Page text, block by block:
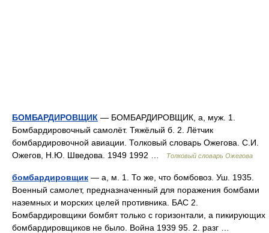
БОМБАРДИРОВЩИК — БОМБАРДИРОВЩИК, а, муж. 1.
Бомбардировочный самолёт. Тяжёлый б. 2. Лётчик
бомбардировочной авиации. Толковый словарь Ожегова. С.И.
Ожегов, Н.Ю. Шведова. 1949 1992 …
Толковый словарь Ожегова
бомбардировщик — а, м. 1. То же, что бомбовоз. Уш. 1935.
Военный самолет, предназначенный для поражения бомбами
наземных и морских целей противника. БАС 2.
Бомбардировщики бомбят только с горизонтали, а пикирующих
бомбардировщиков не было. Война 1939 95. 2. разг …